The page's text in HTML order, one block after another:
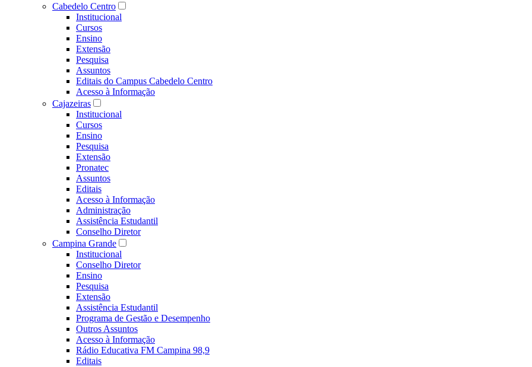
Cabedelo Centro
Institucional
Cursos
Ensino
Extensão
Pesquisa
Assuntos
Editais do Campus Cabedelo Centro
Acesso à Informação
Cajazeiras
Institucional
Cursos
Ensino
Pesquisa
Extensão
Pronatec
Assuntos
Editais
Acesso à Informação
Administração
Assistência Estudantil
Conselho Diretor
Campina Grande
Institucional
Conselho Diretor
Ensino
Pesquisa
Extensão
Assistência Estudantil
Programa de Gestão e Desempenho
Outros Assuntos
Acesso à Informação
Rádio Educativa FM Campina 98,9
Editais